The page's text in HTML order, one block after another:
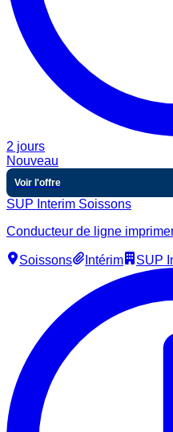
2 jours
Nouveau
Voir l'offre
SUP Interim Soissons
Conducteur de ligne
Soissons Intérim SUP